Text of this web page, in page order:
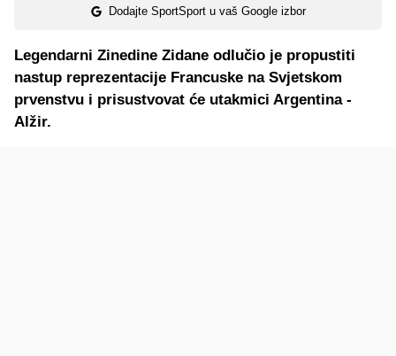
Dodajte SportSport u vaš Google izbor
Legendarni Zinedine Zidane odlučio je propustiti
nastup reprezentacije Francuske na Svjetskom
prvenstvu i prisustvovat će utakmici Argentina -
Alžir.